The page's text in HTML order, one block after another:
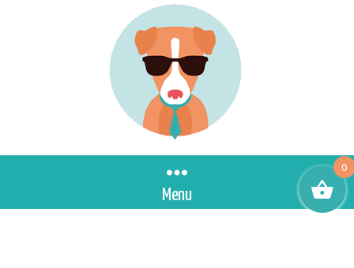
Menu
0